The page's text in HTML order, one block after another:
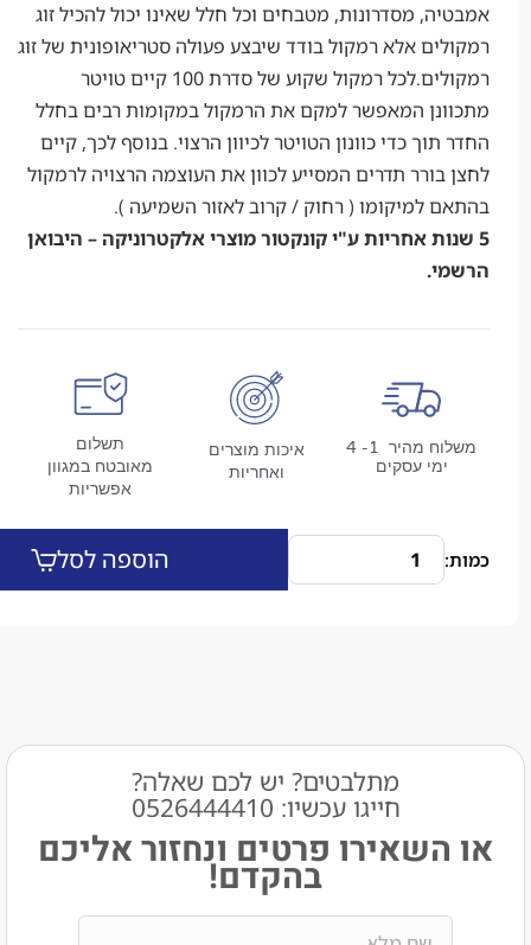
מסדרונות, מטבחים וכל חלל שאינו יכול להכיל זוג
אלא רמקול בודד שיבצע פעולה סטריאופונית של זוג
רמקולים.לכל רמקול שקוע של סדרת 100 קיים טויטר
המאפשר למקם את הרמקול במקומות רבים בחלל
כדי כוונון הטויטר לכיוון הרצוי. בנוסף לכך, קיים
תדרים המסייע לכוון את העוצמה הרצויה לרמקול
למיקומו ( רחוק / קרוב לאזור השמיעה ).
אחריות ע"י קונקטור מוצרי אלקטרוניקה – היבואן
משלוח מהיר 1- 4
איכות מוצרים
תשלום
מאובטח במגוון
הוספה לסל
מתלבטים? יש לכם שאלה?
חייגו עכשיו: 0526444410​
פרטים ונחזור אליכם
בהקדם!